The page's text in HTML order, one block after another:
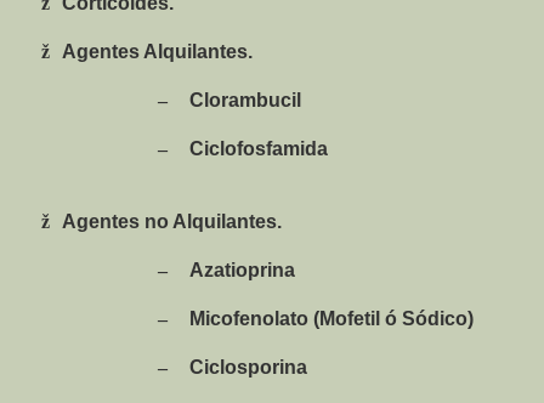
ž Agentes Alquilantes.
– Clorambucil
– Ciclofosfamida
ž Agentes no Alquilantes.
– Azatioprina
– Micofenolato (Mofetil ó Sódico)
– Ciclosporina